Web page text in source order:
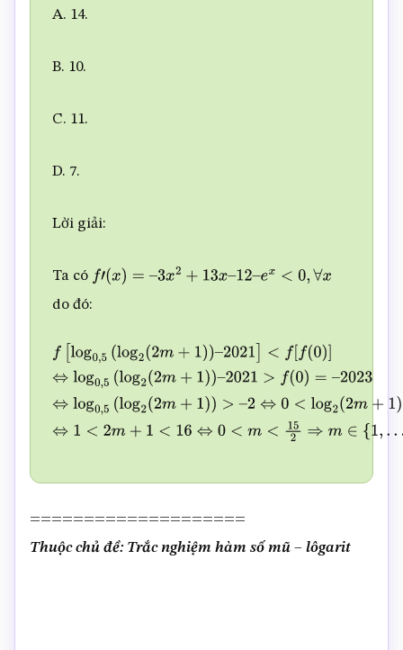
A. 14.
B. 10.
C. 11.
D. 7.
Lời giải:
Ta có f′ ( x)= –3 2+13 – 12–e <0 ∀
do đó:
f[log0, log2( 2m+1 )) –2021] f[ (0) ]⇔log0,5 (log2 (2 m
2021 >f( 0)= –2023⇔log0,5 (log 2(2 m+1)) >– 2⇔ 0<log
====================
Thuộc chủ đề: Trắc nghiệm hàm số mũ – lôgarit